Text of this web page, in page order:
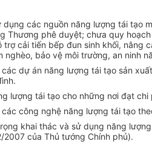
các nguồn năng lượng tái tạo
Thương phê duyệt; chưa quy
cải tiến bếp đun sinh khối, nâng
nghèo, bảo vệ môi trường, an ninh
dự án năng lượng tái tạo sản
lượng tái tạo cho những nơi đạt
công nghệ năng lượng tái tạo
khai thác và sử dụng năng
2007 của Thủ tướng Chính phủ).